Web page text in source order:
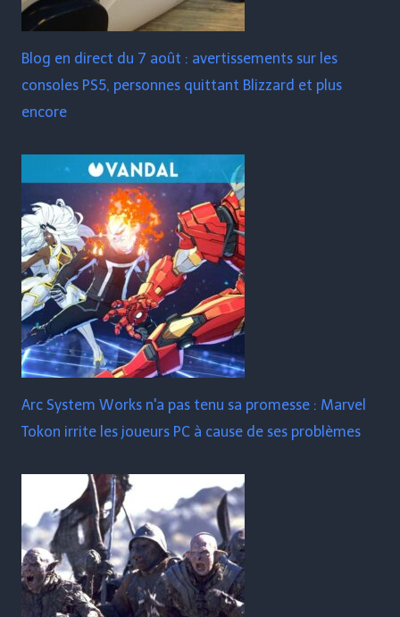
Blog en direct du 7 août : avertissements sur les
consoles PS5, personnes quittant Blizzard et plus
encore
Arc System Works n'a pas tenu sa promesse : Marvel
Tokon irrite les joueurs PC à cause de ses problèmes